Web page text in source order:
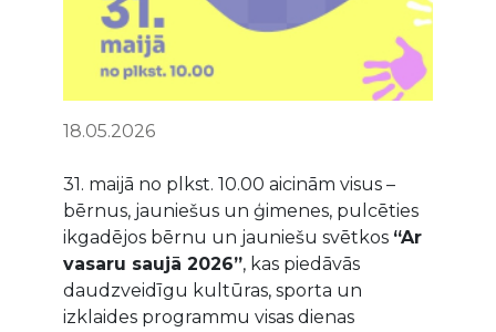
18.05.2026
31. maijā no plkst. 10.00 aicinām visus –
bērnus, jauniešus un ģimenes, pulcēties
ikgadējos bērnu un jauniešu svētkos “Ar
vasaru saujā 2026”, kas piedāvās
daudzveidīgu kultūras, sporta un
izklaides programmu visas dienas